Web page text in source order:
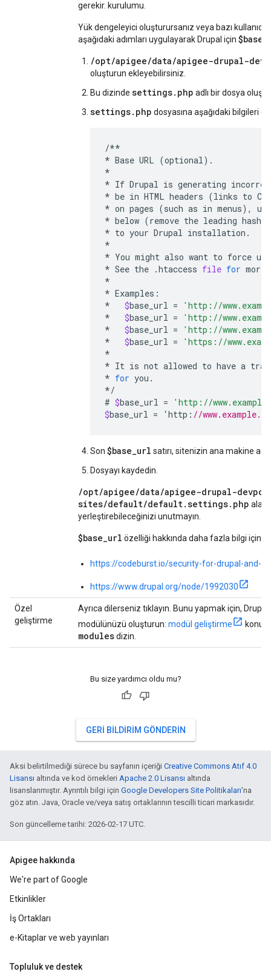
gerekir. kurulumu.
Yük dengeleyici oluşturursanız veya bazı
aşağıdaki adımları uygulayarak Drupal için
/opt/apigee/data/apigee-drupal-
oluşturun ekleyebilirsiniz.
Bu dizinde settings.php adlı bir dosya
settings.php dosyasına aşağıdaki bilgileri
/**
* Base URL (optional).
*
* If Drupal is generating
* be in HTML headers (links to CSS
* on pages (such as in menus),
* below (remove the leading hash
* to your Drupal installation .
*
* You might also want to force
* See the .htaccess file for more
*
* Examples :
*
$base_url =
'http://
*
$base_url =
'http://
*
$base_url =
'http://
*
$base_url =
'https://
*
* It is not allowed to have a
* for you .
*/
# $base_url =
'http://
$base_url = ‘http : //
Son $base_url satırı, sitenizin ana makine
Dosyayı kaydedin.
/opt/apigee/data/apigee-drupal-
sites/default/default.settings.php
yerleştirebileceğinizi unutmayın.
$base_url özelliği hakkında daha fazla bilgi için
https://codeburst.io/security-for-drupal-and-
https://www.drupal.org/node/1992030
Özel
geliştirme
Ayrıca dilerseniz tıklayın. Bunu yapmak için,
modülünüzü oluşturun: modül geliştirme
modulesdizin.
Bu size yardımcı oldu mu?
GERI BILDIRIM GÖNDERIN
Aksi belirtilmediği sürece bu sayfanın içeriği Creative Commons Atıf 4.0
Lisansı altında ve kod örnekleri Apache 2.0 Lisansı altında
lisanslanmıştır. Ayrıntılı bilgi için Google Developers Site Politikaları'na
göz atın. Java, Oracle ve/veya satış ortaklarının tescilli ticari markasıdır.
Son güncelleme tarihi: 2026-02-17 UTC.
Apigee hakkında
We're part of Google
Etkinlikler
İş Ortakları
e-Kitaplar ve web yayınları
Topluluk ve destek